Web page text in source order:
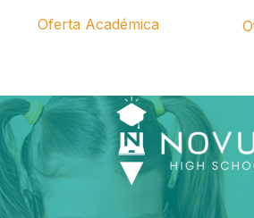
Oferta Académica